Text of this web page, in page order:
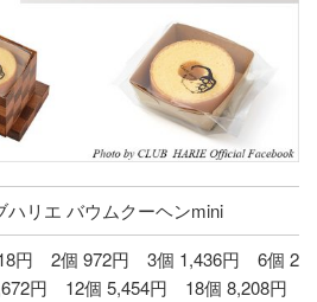
ハリエ バウムクーヘンmini
円 2個 972円 3個 1,436円 6個
円 12個 5,454円 18個 8,208円